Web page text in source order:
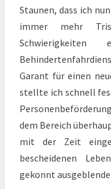
Staunen, dass ich
immer mehr
Garant für einen
stellte ich schnell
dem Bereich
mit der Zeit
bescheidenen
gekonnt